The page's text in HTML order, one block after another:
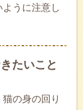
うに注意し
たいこと
の身の回り